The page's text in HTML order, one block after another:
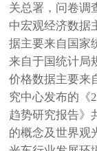
关总署，问卷调
中宏观经济数据
据主要来自国家
来自于国统计局
价格数据主要来
究中心发布的《
趋势研究报告》
的概念及世界观